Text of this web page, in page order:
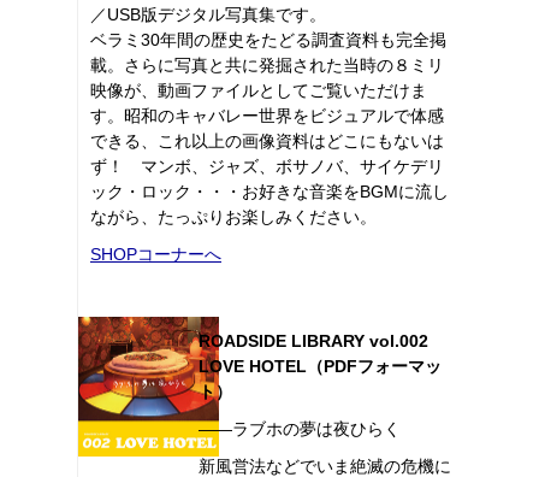
／USB版デジタル写真集です。
ベラミ30年間の歴史をたどる調査資料も完全掲
載。さらに写真と共に発掘された当時の８ミリ
映像が、動画ファイルとしてご覧いただけま
す。昭和のキャバレー世界をビジュアルで体感
できる、これ以上の画像資料はどこにもないは
ず！ マンボ、ジャズ、ボサノバ、サイケデリ
ック・ロック・・・お好きな音楽をBGMに流し
ながら、たっぷりお楽しみください。
SHOPコーナーへ
ROADSIDE LIBRARY vol.002
LOVE HOTEL（PDFフォーマッ
ト）
――ラブホの夢は夜ひらく
新風営法などでいま絶滅の危機に